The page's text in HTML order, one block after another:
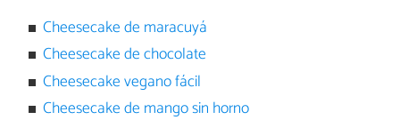
Cheesecake de maracuyá
Cheesecake de chocolate
Cheesecake vegano fácil
Cheesecake de mango sin horno